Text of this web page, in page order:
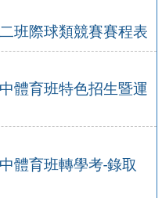
班際球類競賽賽程表
體育班特色招生暨運
體育班轉學考-錄取